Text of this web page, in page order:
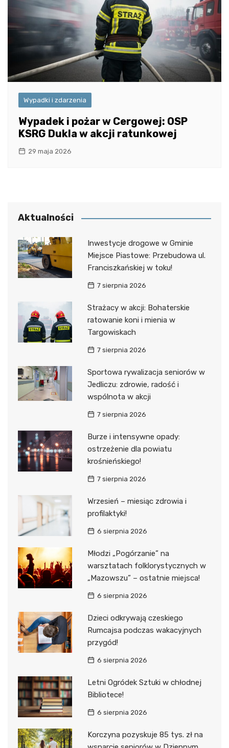
Wypadki i zdarzenia
Wypadek i pożar w Cergowej: OSP
KSRG Dukla w akcji ratunkowej
29 maja 2026
Aktualności
Inwestycje drogowe w Gminie
Miejsce Piastowe: Przebudowa ul.
Franciszkańskiej w toku!
7 sierpnia 2026
Strażacy w akcji: Bohaterskie
ratowanie koni i mienia w
Targowiskach
7 sierpnia 2026
Sportowa rywalizacja seniorów w
Jedliczu: zdrowie, radość i
wspólnota w akcji
7 sierpnia 2026
Burze i intensywne opady:
ostrzeżenie dla powiatu
krośnieńskiego!
7 sierpnia 2026
Wrzesień – miesiąc zdrowia i
profilaktyki!
6 sierpnia 2026
Młodzi „Pogórzanie” na
warsztatach folklorystycznych w
„Mazowszu” – ostatnie miejsca!
6 sierpnia 2026
Dzieci odkrywają czeskiego
Rumcajsa podczas wakacyjnych
przygód!
6 sierpnia 2026
Letni Ogródek Sztuki w chłodnej
Bibliotece!
6 sierpnia 2026
Korczyna pozyskuje 85 tys. zł na